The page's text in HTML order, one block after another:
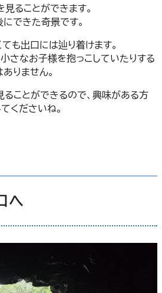
見ることができます。
できた奇景です。
も出口には辿り着けます。
さなお子様を抱っこしていたりする
りません。
ことができるので、興味がある方
くださいね。
へ